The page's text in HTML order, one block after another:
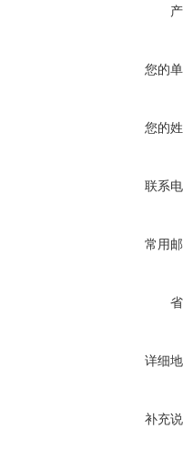
您的
您的
联系
常用
详细
补充